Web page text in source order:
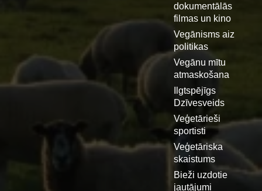
dokumentālās
filmas un kino
Vegānisms aiz
politikas
Vegānu mītu
atmaskošana
Ilgtspējīgs
Dzīvesveids
Veģetārieši
sportisti
Veģetāriska
skaistums
Bieži uzdotie
jautājumi